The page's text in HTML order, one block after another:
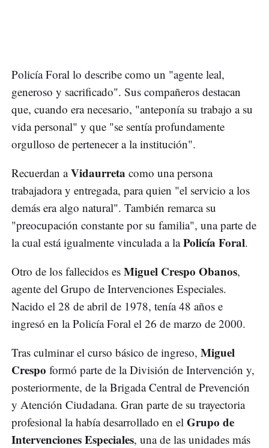
Policía Foral lo describe como un "agente leal,
generoso y sacrificado". Sus compañeros destacan
que, cuando era necesario, "anteponía su trabajo a su
vida personal" y que "se sentía profundamente
orgulloso de pertenecer a la institución".
Recuerdan aVidaurreta como una persona
trabajadora y entregada, para quien "el servicio a los
demás era algo natural". También remarca su
"preocupación constante por su familia", una parte de
la cual está igualmente vinculada a laPolicía Foral.
Otro de los fallecidos es Miguel Crespo Obanos,
agente del Grupo de Intervenciones Especiales.
Nacido el 28 de abril de 1978, tenía 48 años e
ingresó en la Policía Foral el 26 de marzo de 2000.
Tras culminar el curso básico de ingreso, Miguel
Crespo formó parte de la División de Intervención y,
posteriormente, de la Brigada Central de Prevención
y Atención Ciudadana. Gran parte de su trayectoria
profesional la había desarrollado en el Grupo de
Intervenciones Especiales, una de las unidades más